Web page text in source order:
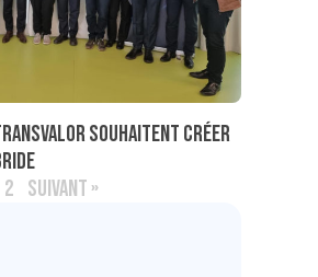
souhaitent créer
2 SUIVANT »